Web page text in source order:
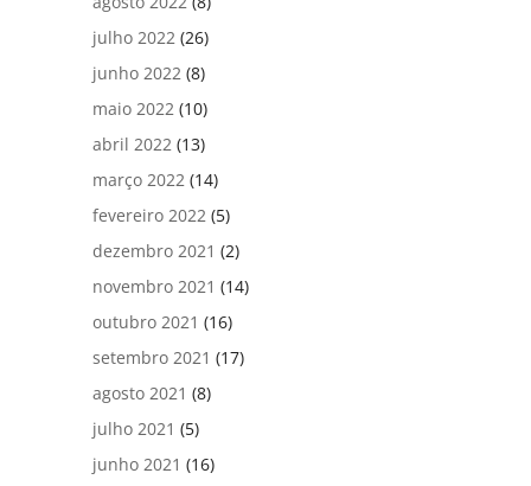
julho 2022 (26)
junho 2022 (8)
maio 2022 (10)
abril 2022 (13)
março 2022 (14)
fevereiro 2022 (5)
dezembro 2021 (2)
novembro 2021 (14)
outubro 2021 (16)
setembro 2021 (17)
agosto 2021 (8)
julho 2021 (5)
junho 2021 (16)